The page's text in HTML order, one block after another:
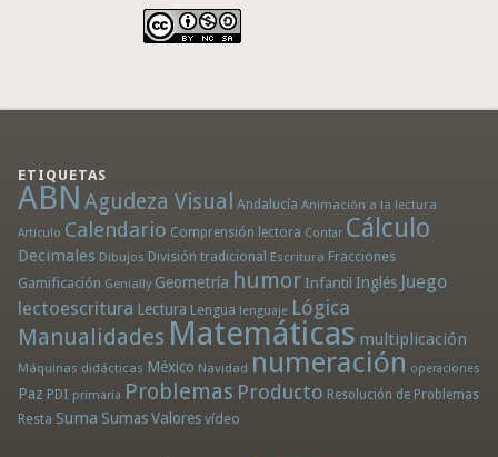
ETIQUETAS
ABN Agudeza Visual Andalucía Animación a la lectura
Artículo Calendario Comprensión lectora Contar Cálculo
Decimales Dibujos División tradicional Escritura Fracciones
Gamificación Genially Geometría humor Infantil Inglés Juego
lectoescritura Lectura Lengua lenguaje Lógica
Manualidades Matemáticas multiplicación
Máquinas didácticas México Navidad numeración operaciones
Paz PDI primaria Problemas Producto Resolución de Problemas
Resta Suma Sumas Valores vídeo